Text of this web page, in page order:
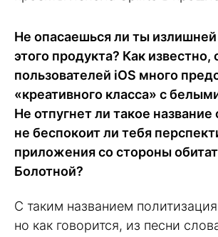
Не опасаешься ли ты
этого продукта? Как известно,
пользователей iOS много
«креативного класса» с
Не отпугнет ли такое
не беспокоит ли тебя
приложения со стороны
Болотной?
С таким названием
но как говорится, из песни